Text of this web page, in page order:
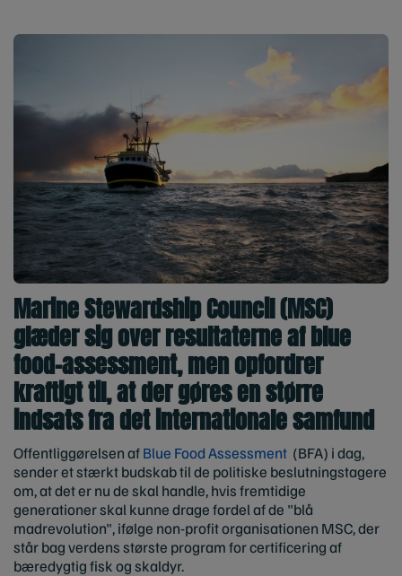
Marine Stewardship Council (MSC)
glæder sig over resultaterne af blue
food-assessment, men opfordrer
kraftigt til, at der gøres en større
indsatsfra detinternationale samfund
Offentliggørelsen afBlue Food Assessment (BFA) i dag,
sender et stærkt budskab til de politiske beslutningstagere
om, at det er nu de skal handle, hvis fremtidige
generationer skal kunne drage fordel af de "blå
madrevolution", ifølge non-profit organisationen MSC, der
står bag verdens største program for certificering af
bæredygtig fisk og skaldyr.